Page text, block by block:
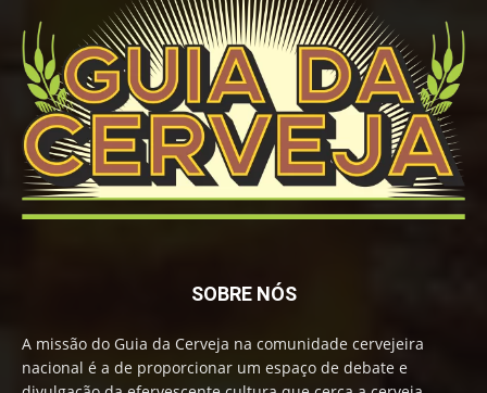
SOBRE NÓS
A missão do Guia da Cerveja na comunidade cervejeira
nacional é a de proporcionar um espaço de debate e